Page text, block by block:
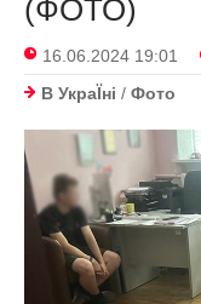
(ФОТО)
16.06.2024 19:01
В УкраЇнi / Фото